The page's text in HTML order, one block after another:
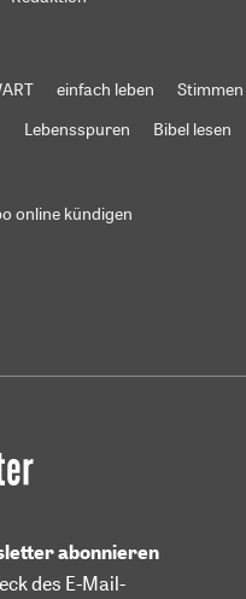
einfach leben
Lebensspuren Bibel lesen
online kündigen
abonnieren
des E-Mail-